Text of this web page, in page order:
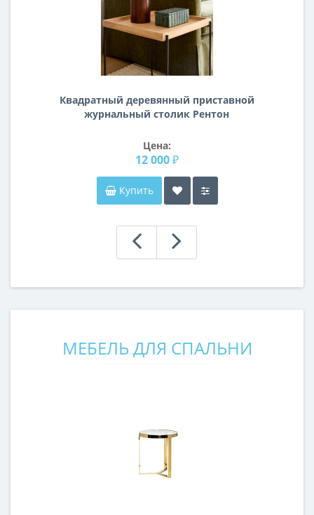
Квадратный деревянный приставной
журнальный столик Рентон
Цена:
12 000 ₽
Купить
МЕБЕЛЬ ДЛЯ СПАЛЬНИ